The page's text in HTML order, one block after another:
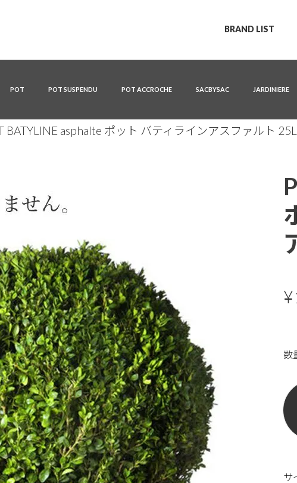
BRAND LIST
POT POT SUSPENDU POT ACCROCHE SACBYSAC JARDINIERE
BATYLINE asphalte ポット バティラインアスファルト 25L
¥
サ